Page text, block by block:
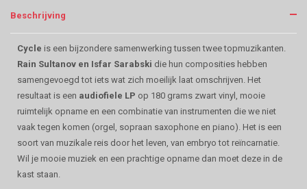
Beschrijving
Cycle is een bijzondere samenwerking tussen twee topmuzikanten.
Rain Sultanov en Isfar Sarabski die hun composities hebben
samengevoegd tot iets wat zich moeilijk laat omschrijven. Het
resultaat is een audiofiele LP op 180 grams zwart vinyl, mooie
ruimtelijk opname en een combinatie van instrumenten die we niet
vaak tegen komen (orgel, sopraan saxophone en piano). Het is een
soort van muzikale reis door het leven, van embryo tot reïncarnatie.
Wil je mooie muziek en een prachtige opname dan moet deze in de
kast staan.